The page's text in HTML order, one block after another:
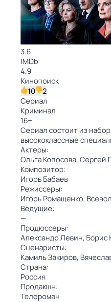
3.6
IMDb
4.9
Кинопоиск
10
2
Сериал
Криминал
16+
Сериал состоит из
высококлассные
Актеры:
Ольга Копосова,Сергей
Композитор:
Игорь Бабаев
Режиссеры:
Игорь Ромащенко,
Ведущие:
—
Продюссеры:
Александр Левин, Борис
Сценаристы:
Камиль Закиров,
Страна:
Россия
Продакшн:
Телероман